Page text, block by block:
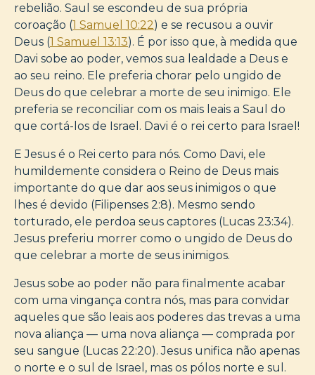
rebelião. Saul se escondeu de sua própria
coroação (1 Samuel 10:22) e se recusou a ouvir
Deus (1 Samuel 13:13). É por isso que, à medida que
Davi sobe ao poder, vemos sua lealdade a Deus e
ao seu reino. Ele preferia chorar pelo ungido de
Deus do que celebrar a morte de seu inimigo. Ele
preferia se reconciliar com os mais leais a Saul do
que cortá-los de Israel. Davi é o rei certo para Israel!
E Jesus é o Rei certo para nós. Como Davi, ele
humildemente considera o Reino de Deus mais
importante do que dar aos seus inimigos o que
lhes é devido (Filipenses 2:8). Mesmo sendo
torturado, ele perdoa seus captores (Lucas 23:34).
Jesus preferiu morrer como o ungido de Deus do
que celebrar a morte de seus inimigos.
Jesus sobe ao poder não para finalmente acabar
com uma vingança contra nós, mas para convidar
aqueles que são leais aos poderes das trevas a uma
nova aliança — uma nova aliança — comprada por
seu sangue (Lucas 22:20). Jesus unifica não apenas
o norte e o sul de Israel, mas os pólos norte e sul.